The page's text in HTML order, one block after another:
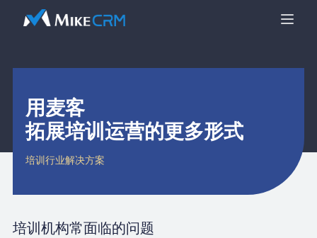
用麦客
拓展培训运营的更多形式
培训行业解决方案
培训机构常面临的问题